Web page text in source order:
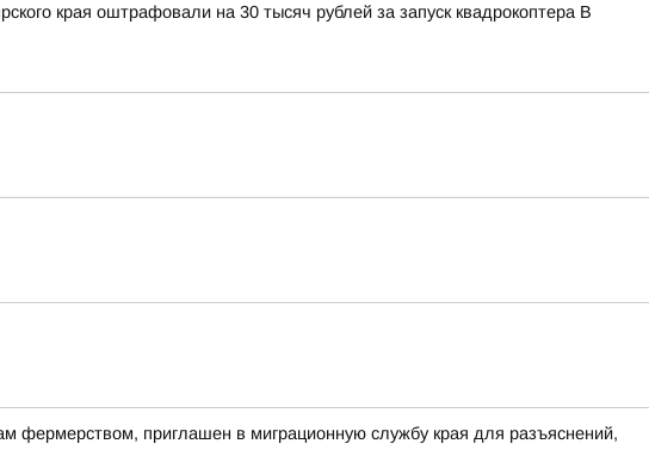
края оштрафовали на 30 тысяч рублей за запуск квадрокоптера В
фермерством, приглашен в миграционную службу края для разъяснений,